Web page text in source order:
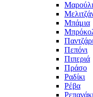
Μαρούλι
Μπάμια
Παντζάρι
Πεπόνι
Πιπεριά
Πράσο
Ραδίκι
Ρέβα
Ρεπανάκι